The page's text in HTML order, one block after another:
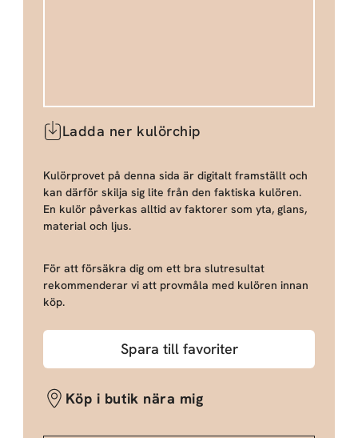
Ladda ner kulörchip
Kulörprovet på denna sida är digitalt framställt och
kan därför skilja sig lite från den faktiska kulören.
En kulör påverkas alltid av faktorer som yta, glans,
material och ljus.
För att försäkra dig om ett bra slutresultat
rekommenderar vi att provmåla med kulören innan
köp.
Spara till favoriter
Köp i butik nära mig